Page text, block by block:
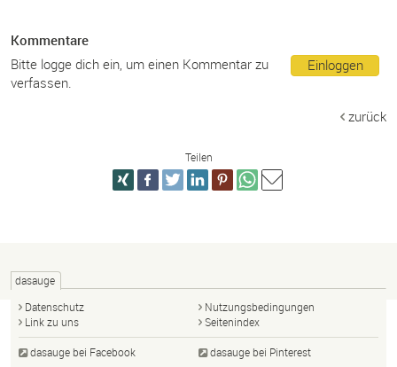
Kommentare
Einloggen
Bitte logge dich ein, um einen Kommentar zu
verfassen.
zurück
Teilen
dasauge
Datenschutz
Nutzungsbedingungen
Link zu uns
Seitenindex
dasauge bei Facebook dasauge bei Pinterest